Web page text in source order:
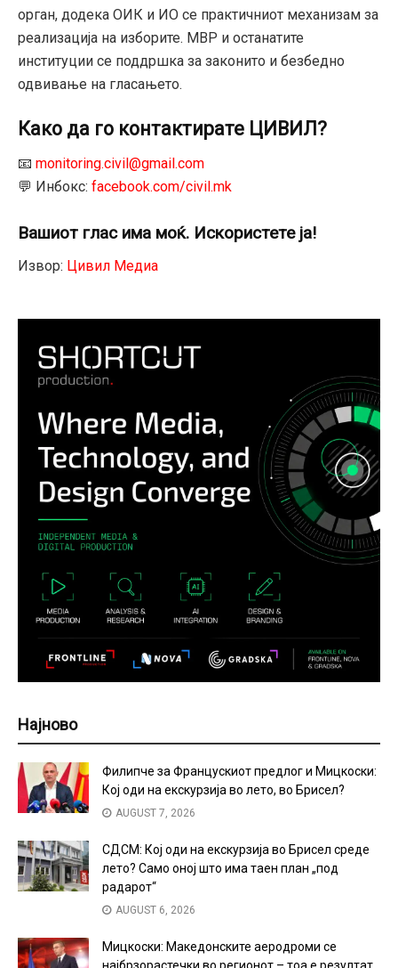
орган, додека ОИК и ИО се практичниот механизам за
реализација на изборите. МВР и останатите
институции се поддршка за законито и безбедно
одвивање на гласањето.
Како да го контактирате ЦИВИЛ?
📧 monitoring.civil@gmail.com
💬 Инбокс: facebook.com/civil.mk
Вашиот глас има моќ. Искористете ја!
Извор: Цивил Медиа
Најново
Филипче за Францускиот предлог и Мицкоски:
Кој оди на екскурзија во лето, во Брисел?
AUGUST 7, 2026
СДСМ: Кој оди на екскурзија во Брисел среде
лето? Само оној што има таен план „под
радарот“
AUGUST 6, 2026
Мицкоски: Македонските аеродроми се